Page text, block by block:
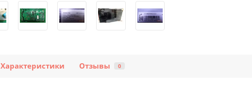
Характеристики Отзывы 0